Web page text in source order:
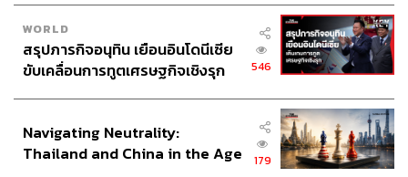
ฟรีคอนเสิร์ตปิดท้ายสุดปัง เตรียมพบกับโชว์จากศิลปินชื่อดัง
อย่าง BNK48, ต้าห์อู๋-ออฟโรด, วี วิโอเลต, PERSES,
PROXIE และ BOWKYLION ที่จะทำให้งานนี้สนุกและเก็บ
ความประทับใจกลับบ้าน
กิจกรรมตลอด 2 วันนี้จะจัดขึ้นบนถนนกลางสยามสแควร์ ที่
ได้รับการเนรมิตให้เป็นเหมือนเส้นทางที่จะค่อยๆ พาทุกคน
เข้าสู่โลกคริปโตอย่างสมบูรณ์
WORLD
สรุปภารกิจอนุทิน เยือนอินโดนีเซีย
ขับเคลื่อนการทูตเศรษฐกิจเชิงรุก
546
Navigating Neutrality:
Thailand and China in the Age
179